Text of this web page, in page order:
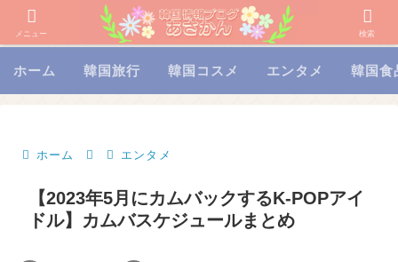
ホーム 韓国旅行 韓国コスメ エンタメ 韓国食
ホーム エンタメ
【2023年5月にカムバックするK-POPアイ
ドル】カムバスケジュールまとめ
メニュー 検索